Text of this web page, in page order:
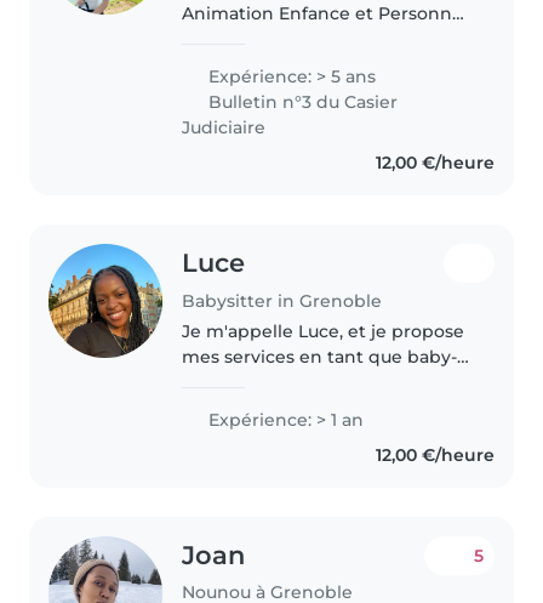
Animation Enfance et Personnes
(Accompagnant Éducatif Petite
Enfance), j’ai développé de
solides compétences dans
l’accompagnement..
Expérience: > 5 ans
Bulletin n°3 du Casier
Judiciaire
12,00 €/heure
Luce
Babysitter in Grenoble
Je m'appelle Luce, et je propose
mes services en tant que baby-
m'occuper des enfants et veiller
à leur bien-être et à leur..
Expérience: > 1 an
12,00 €/heure
Joan
Nounou à Grenoble
5